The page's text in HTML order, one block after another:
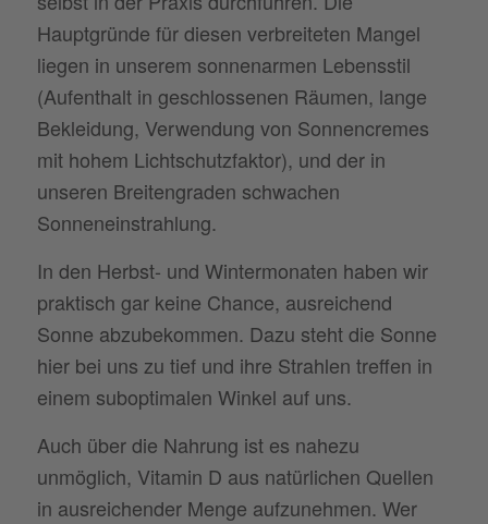
Hauptgründe für diesen verbreiteten Mangel
liegen in unserem sonnenarmen Lebensstil
(Aufenthalt in geschlossenen Räumen, lange
Bekleidung, Verwendung von Sonnencremes
mit hohem Lichtschutzfaktor), und der in
unseren Breitengraden schwachen
Sonneneinstrahlung.
In den Herbst- und Wintermonaten haben wir
praktisch gar keine Chance, ausreichend
Sonne abzubekommen. Dazu steht die Sonne
hier bei uns zu tief und ihre Strahlen treffen in
einem suboptimalen Winkel auf uns.
Auch über die Nahrung ist es nahezu
unmöglich, Vitamin D aus natürlichen Quellen
in ausreichender Menge aufzunehmen. Wer